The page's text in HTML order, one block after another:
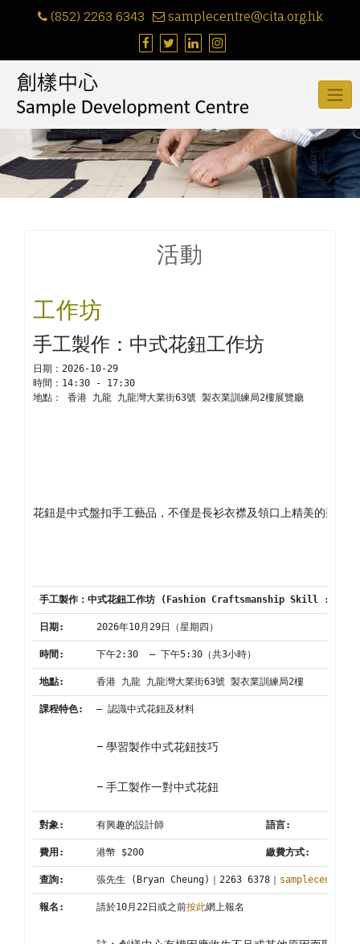
(852) 2263 6343 samplecentre@cita.org.hk
活動
工作坊
手工製作：中式花鈕工作坊
日期： 2026-10-29
時間： 14:30 - 17:30
地點： 香港 九龍 九龍灣大業街63號 製衣業訓練局2樓展覽廳
花鈕是中式盤扣手工藝品，不僅是長衫衣襟及領口上精美的裝飾
手工製作：中式花鈕工作坊 (Fashion Craftsmanship Skill :
日期 : 2026年10月29日（星期四）
時間 : 下午2:30  – 下午5:30（共3小時）
地點: 香港 九龍 九龍灣大業街63號 製衣業訓練局2樓
課程特色: – 認識中式花鈕及材料
– 學習製作中式花鈕技巧
– 手工製作一對中式花鈕
對象: 有興趣的設計師 語言:
費用 : 港幣 $200 繳費方式:
查詢: 張先生 (Bryan Cheung)｜2263 6378｜
報名 : 請於10月22日或之前按此網上報名